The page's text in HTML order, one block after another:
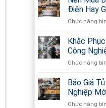
Điện Hay
Chức năng
Khắc
Công
Chức năng
Báo Giá
Nghiệp
Chức năng